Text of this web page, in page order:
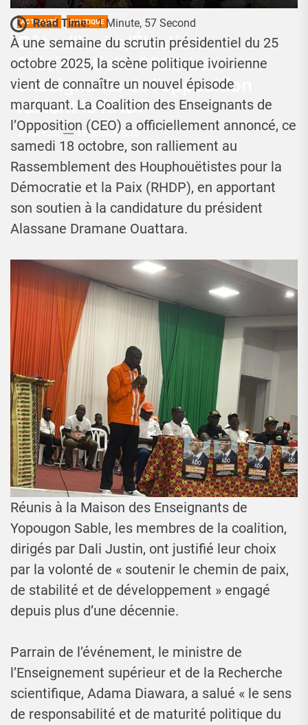
ACTUALITÉ POLITIQUE
Côte d’Ivoire/Élection
Présidentielle 2025:Les
enseignants de l’opposition
rallient le RHDP
Josué Koffi 18 Octobre 2025
Read Time: 1 Minute, 57 Second
À une semaine du scrutin présidentiel du 25
octobre 2025, la scène politique ivoirienne
vient de connaître un nouvel épisode
marquant. La Coalition des Enseignants de
l’Opposition (CEO) a officiellement annoncé, ce
samedi 18 octobre, son ralliement au
Rassemblement des Houphouëtistes pour la
Démocratie et la Paix (RHDP), en apportant
son soutien à la candidature du président
Alassane Dramane Ouattara.
Réunis à la Maison des Enseignants de
Yopougon Sable, les membres de la coalition,
dirigés par Dali Justin, ont justifié leur choix
par la volonté de « soutenir le chemin de paix,
de stabilité et de développement » engagé
depuis plus d’une décennie.
Parrain de l’événement, le ministre de
l’Enseignement supérieur et de la Recherche
scientifique, Adama Diawara, a salué « le sens
de responsabilité et de maturité politique du